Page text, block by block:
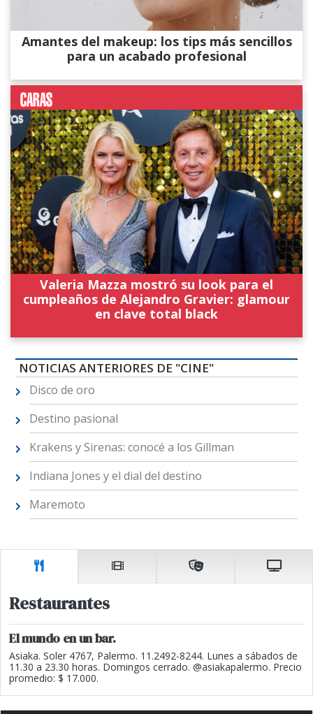
Amantes del makeup: los tips más sencillos
para un acabado profesional
Valeria Mazza mostró su look para el
cumpleaños de Alejandro Gravier: glamour
en clave total black
NOTICIAS ANTERIORES DE "CINE"
Disco de oro
Destino pasional
Krakens y Sirenas: conocé a los Gillman
Indiana Jones y el dial del destino
Maremoto
Restaurantes
El mundo en un bar.
Asiaka. Soler 4767, Palermo. 11.2492-8244. Lunes a sábados de
11.30 a 23.30 horas. Domingos cerrado. @asiakapalermo. Precio
promedio: $ 17.000.